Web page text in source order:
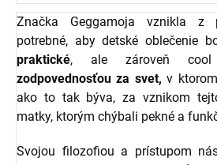
Značka Geggamoja vznikla z
potrebné, aby detské oblečenie
praktické, ale zároveň
zodpovednosťou za svet, v
ako to tak býva, za vznikom
matky, ktorým chýbali pekné a
Svojou filozofiou a prístupom